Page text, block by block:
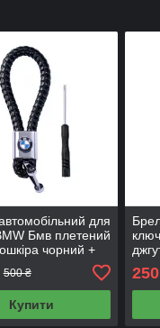
для
Бмв плетений
чорний +
500 ₴
Купити
250